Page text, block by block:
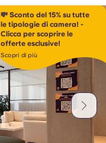
💸 Sconto del 15% su tutte
le tipologie di camera! -
Clicca per scoprire le
offerte esclusive!
Scopri di più